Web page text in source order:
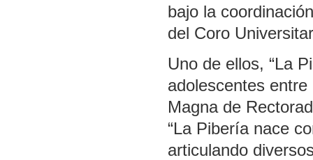
bajo la
del Coro
Uno de ellos, “La
adolescentes
Magna de
“La Pibería nace
articulando